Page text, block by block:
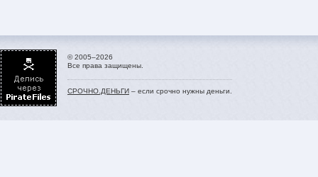
© 2005–2026
Все права защищены.
СРОЧНО.ДЕНЬГИ – если срочно нужны деньги.